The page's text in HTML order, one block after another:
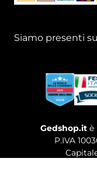
Siamo presenti su
Gedshop.it è
P.IVA